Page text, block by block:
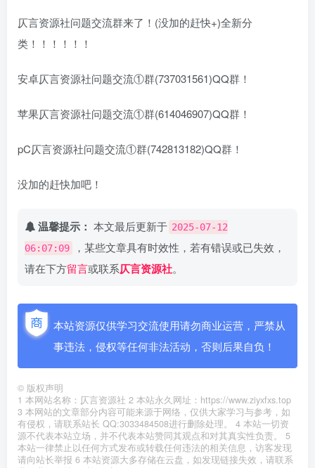
仄言资源社问题交流群来了！(没加的赶快+)全新分
类！！！！！！
安卓仄言资源社问题交流①群(737031561)QQ群！
苹果仄言资源社问题交流①群(614046907)QQ群！
pC仄言资源社问题交流①群(742813182)QQ群！
没加的赶快加吧！
温馨提示： 本文最后更新于 2025-07-12
06:07:09
，某些文章具有时效性，若有错误或已失效，
请在下方留言或联系仄言资源社。
本站资源仅供学习交流使用请勿商业运营，严禁从
事违法，侵权等任何非法活动，否则后果自负！
© 版权声明
1 本网站名称：仄言资源社 2 本站永久网址：https://www.ziyxfxs.top
3 本网站的文章部分内容可能来源于网络，仅供大家学习与参考，如
有侵权，请联系站长 QQ:3033484508进行删除处理。 4 本站一切资
源不代表本站立场，并不代表本站赞同其观点和对其真实性负责。 5
本站一律禁止以任何方式发布或转载任何违法的相关信息，访客发现
请向站长举报 6 本站资源大多存储在云盘，如发现链接失效，请联系